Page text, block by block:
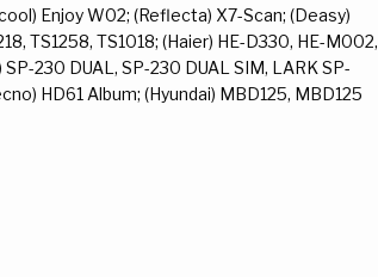
Enjoy W02; (Reflecta) X7-Scan; (Deasy)
TS1258, TS1018; (Haier) HE-D330, HE-M002,
230 DUAL, SP-230 DUAL SIM, LARK SP-
HD61 Album; (Hyundai) MBD125, MBD125